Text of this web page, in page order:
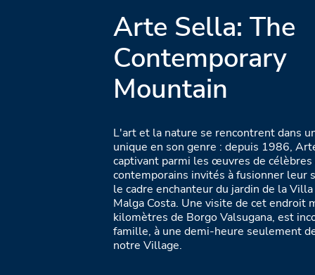
Arte Sella: The
Contemporary
Mountain
L'art et la nature se rencontrent dans
unique en son genre : depuis 1986,
captivant parmi les œuvres de
contemporains invités à fusionner leur
le cadre enchanteur du jardin de la
Malga Costa. Une visite de cet endroit
kilomètres de Borgo Valsugana, est
famille, à une demi-heure seulement
notre Village.